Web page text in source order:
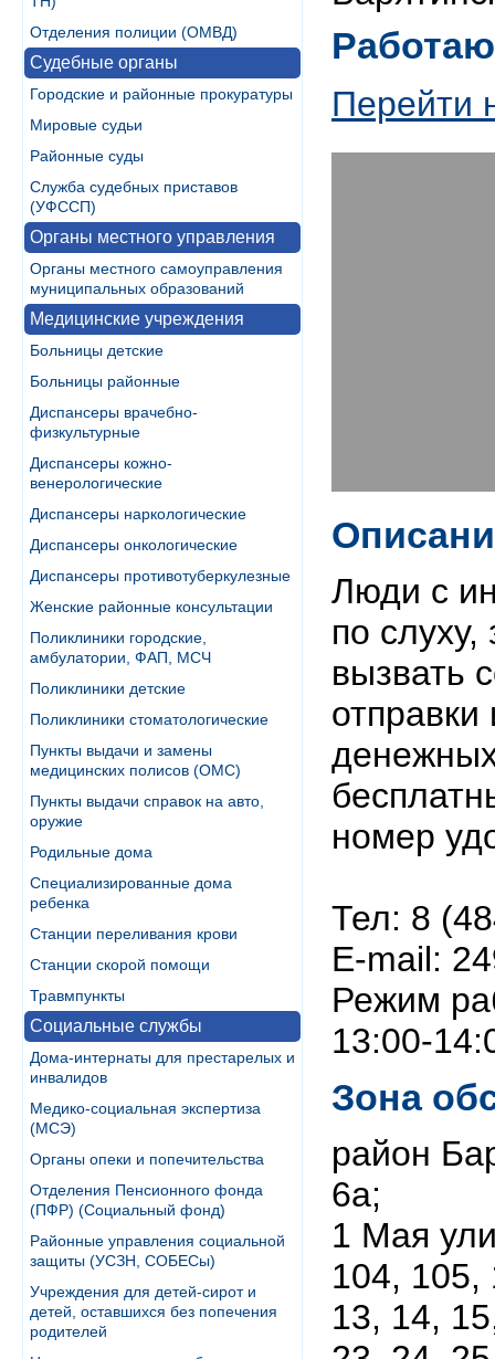
Отделения полиции (ОМВД)
Судебные органы
Городские и районные прокуратуры
Мировые судьи
Районные суды
Служба судебных приставов
(УФССП)
Органы местного управления
Органы местного самоуправления
муниципальных образований
Медицинские учреждения
Больницы детские
Больницы районные
Диспансеры врачебно-
физкультурные
Диспансеры кожно-
венерологические
Диспансеры наркологические
Диспансеры онкологические
Диспансеры противотуберкулезные
Женские районные консультации
Поликлиники городские,
амбулатории, ФАП, МСЧ
Поликлиники детские
Поликлиники стоматологические
Пункты выдачи и замены
медицинских полисов (ОМС)
Пункты выдачи справок на авто,
оружие
Родильные дома
Специализированные дома
ребенка
Станции переливания крови
Станции скорой помощи
Травмпункты
Социальные службы
Дома-интернаты для престарелых и
инвалидов
Медико-социальная экспертиза
(МСЭ)
Органы опеки и попечительства
Отделения Пенсионного фонда
(ПФР) (Социальный фонд)
Районные управления социальной
защиты (УСЗН, СОБЕСы)
Учреждения для детей-сирот и
детей, оставшихся без попечения
родителей
Перейти
Люди с
по
вызвать
номер
Тел: 8
Е-mail:
Режим
13:00-
Зона
район
6а;
1 Мая
104, 105,
13, 14,